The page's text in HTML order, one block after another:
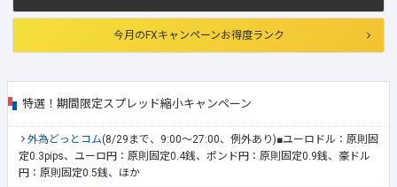
今月のFXキャンペーンお得度ランク
特選！期間限定スプレッド縮小キャンペーン
外為どっとコム(8/29まで、9:00～27:00、例外あり)■ユーロドル：原則固
定0.3pips、ユーロ円：原則固定0.4銭、ポンド円：原則固定0.9銭、豪ドル
円：原則固定0.5銭、ほか